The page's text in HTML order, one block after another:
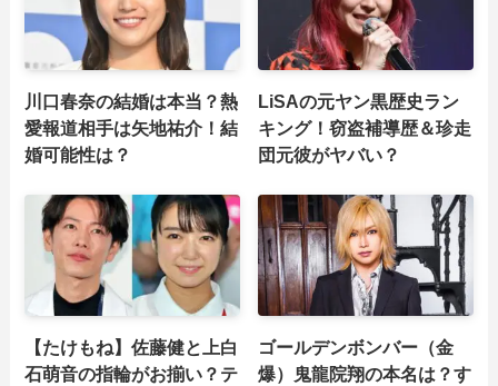
川口春奈の結婚は本当？熱
愛報道相手は矢地祐介！結
婚可能性は？
LiSAの元ヤン黒歴史ラン
キング！窃盗補導歴＆珍走
団元彼がヤバい？
【たけもね】佐藤健と上白
石萌音の指輪がお揃い？テ
ゴールデンボンバー（金
爆）鬼龍院翔の本名は？す